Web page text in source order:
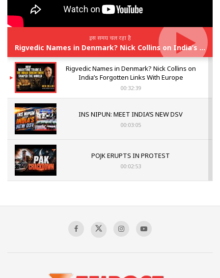
इस समय चल रहा है
Rigvedic Names in Denmark? Nick Collins on India’s Forgotten Links With Europe
Rigvedic Names in Denmark? Nick Collins on
India’s Forgotten Links With Europe
00:32:39
INS NIPUN: MEET INDIA’S NEW DSV
00:03:05
POJK ERUPTS IN PROTEST
00:02:53
Sagar